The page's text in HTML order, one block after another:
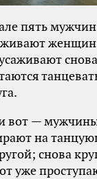
пять
женщин
вот — мужчины
на
снова
уже